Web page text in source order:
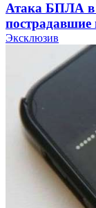
Атака БПЛА в
рейтинга:
для
18:39
В
конкурс на
судоходный
Эксклюзив